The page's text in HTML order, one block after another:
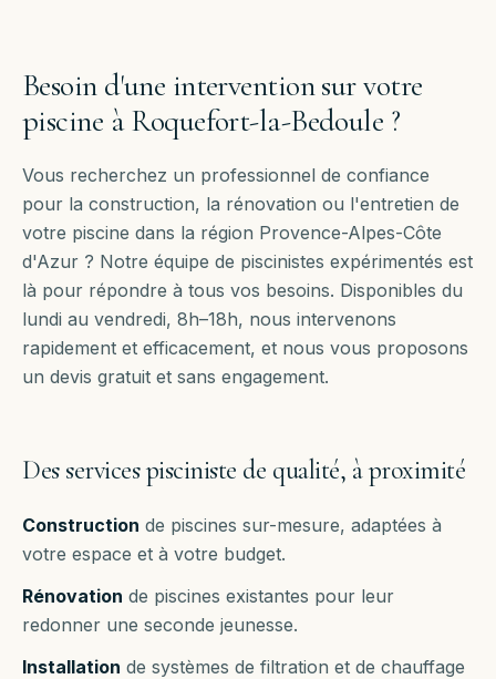
Besoin d'une intervention sur votre
piscine àRoquefort-la-Bedoule ?
Vous recherchez un professionnel de confiance
pour la construction, la rénovation ou l'entretien de
votre piscine dans la région Provence-Alpes-Côte
d'Azur ? Notre équipe de piscinistes expérimentés est
là pour répondre à tous vos besoins. Disponibles du
lundi au vendredi, 8h–18h, nous intervenons
rapidement et efficacement, et nous vous proposons
un devis gratuit et sans engagement.
Des services pisciniste de qualité, à proximité
Construction de piscines sur-mesure, adaptées à
votre espace et à votre budget.
Rénovation de piscines existantes pour leur
redonner une seconde jeunesse.
Installation de systèmes de filtration et de chauffage